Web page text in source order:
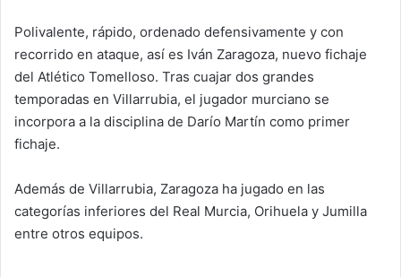
Polivalente, rápido, ordenado defensivamente y con
recorrido en ataque, así es Iván Zaragoza, nuevo fichaje
del Atlético Tomelloso. Tras cuajar dos grandes
temporadas en Villarrubia, el jugador murciano se
incorpora a la disciplina de Darío Martín como primer
fichaje.
Además de Villarrubia, Zaragoza ha jugado en las
categorías inferiores del Real Murcia, Orihuela y Jumilla
entre otros equipos.